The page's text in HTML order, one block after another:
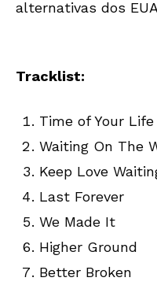
alternativas dos
Tracklist:
Time of Your Life
Waiting On The
Keep Love
Last Forever
We Made It
Higher Ground
Better Broken